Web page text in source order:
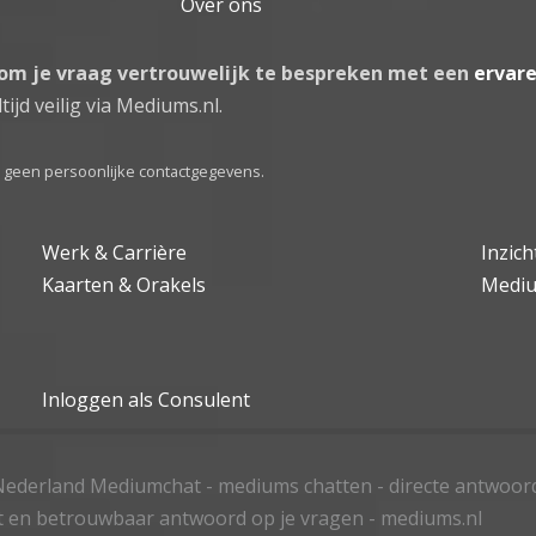
je vraag vertrouwelijk te bespreken met een
veilig via Mediums.nl.
persoonlijke contactgegevens.
Werk & Carrière
Kaarten & Orakels
Inloggen als Consulent
Mediumchat - mediums chatten - directe
betrouwbaar antwoord op je vragen - mediums.nl